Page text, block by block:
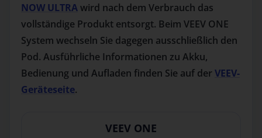
NOW ULTRAwird nach dem Verbrauch das
vollständige Produkt entsorgt. Beim VEEV ONE
System wechseln Sie dagegen ausschließlich den
Pod. Ausführliche Informationen zu Akku,
Bedienung und Aufladen finden Sie auf der VEEV-
Geräteseite.
VEEV ONE